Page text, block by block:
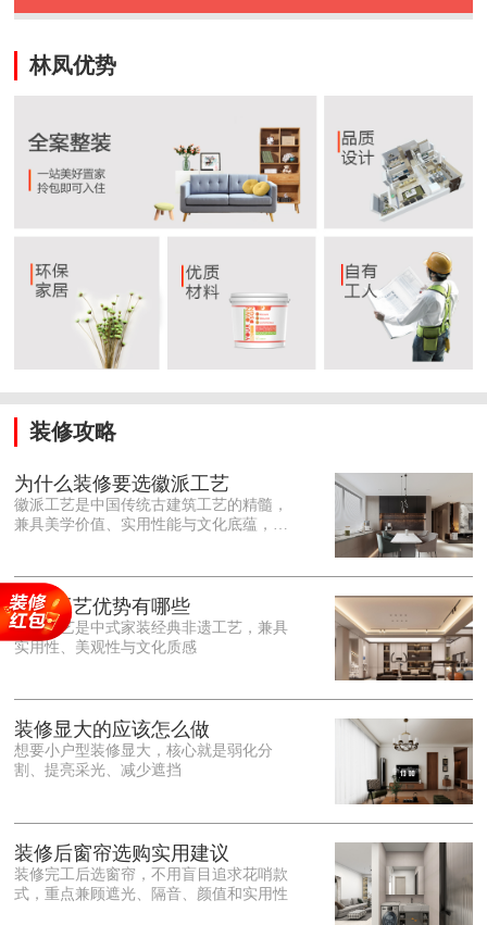
林凤优势
装修攻略
为什么装修要选徽派工艺
徽派工艺是中国传统古建筑工艺的精髓，
兼具美学价值、实用性能与文化底蕴，优
雕细琢的砖、木、石雕为特色，线条古朴
大气，意境悠远，自带东方中式雅致韵
味，耐看且不易过时。<o:p></o:p> 在工
艺品质上，徽派工艺遵循古法匠心工序，
保耐用，抗风化、耐腐蚀，使用
徽派工艺优势有哪些
徽派工艺是中式家装经典非遗工艺，兼具
实用性、美观性与文化质感
装修显大的应该怎么做
想要小户型装修显大，核心就是弱化分
割、提亮采光、减少遮挡
装修后窗帘选购实用建议
装修完工后选窗帘，不用盲目追求花哨款
式，重点兼顾遮光、隔音、颜值和实用性